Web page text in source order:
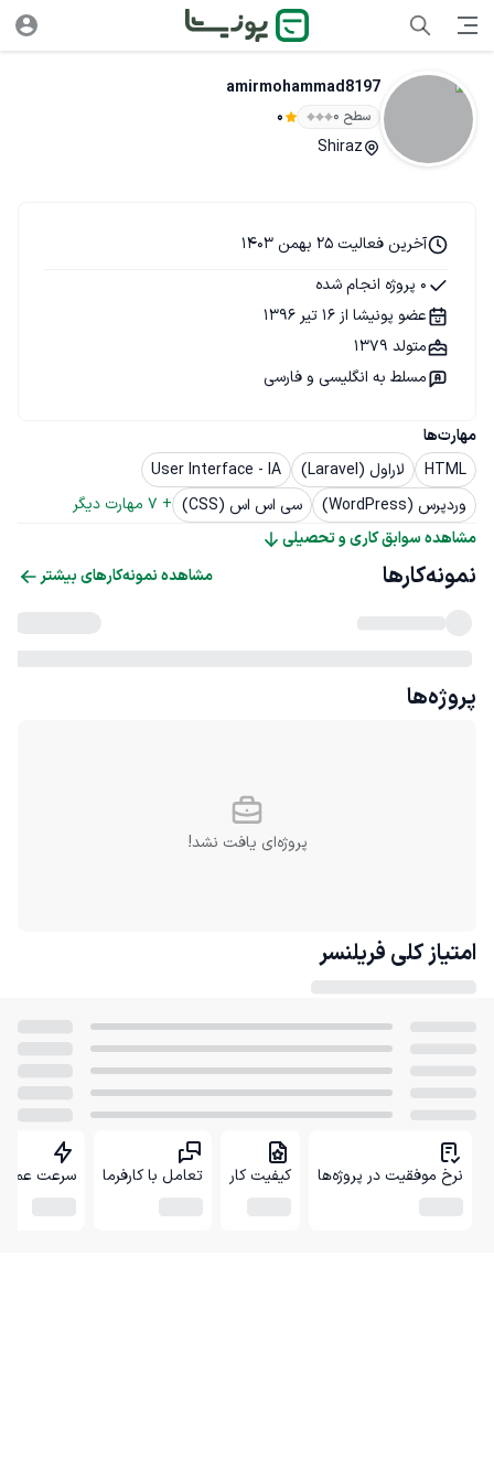
amirmohammad8197
سطح ۰ 0
Shiraz
مهارت‌ها
HTML
لاراول (Laravel)
User Interface - IA
وردپرس (WordPress)
سی اس اس (CSS) +
7 مهارت دیگر
مشاهده سوابق کاری و تحصیلی
آخرین فعالیت 25 بهمن 1403
0 پروژه انجام شده
عضو پونیشا از 16 تیر 1396
متولد 1379
مسلط به انگلیسی و فارسی
نمونه‌کارها مشاهده نمونه‌کارهای بیشتر
پروژه‌ها
پروژه‌ای یافت نشد!
امتیاز کلی فریلنسر
نرخ موفقیت در پروژه‌ها کیفیت کار تعامل با کارفرما سرعت عمل